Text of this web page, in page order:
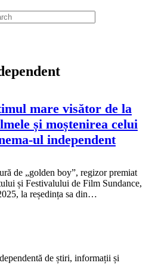
mare visător de la
și moștenirea celui
ul independent
de „golden boy”, regizor premiat
și Festivalului de Film Sundance,
la reședința sa din…
de știri, informații și